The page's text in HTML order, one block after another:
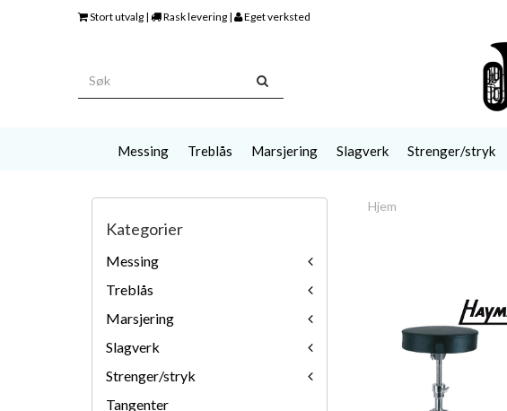
Stort utvalg | Rask levering | Eget verksted
Messing Treblås Marsjering Slagverk Strenger/stryk
Kategorier
Messing
Treblås
Marsjering
Slagverk
Strenger/stryk
Tangenter
Hjem